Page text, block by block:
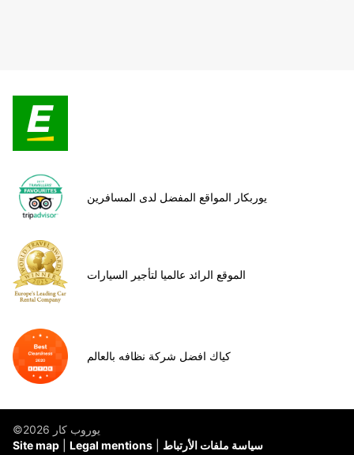
يوربكار المواقع المفضل لدى المسافرين
الموقع الرائد عالميا لتأجير السيارات
كياك افضل شركة نظافه بالعالم
©يوروب كار 2026
Site map
Legal mentions سياسة ملفات الأرتباط